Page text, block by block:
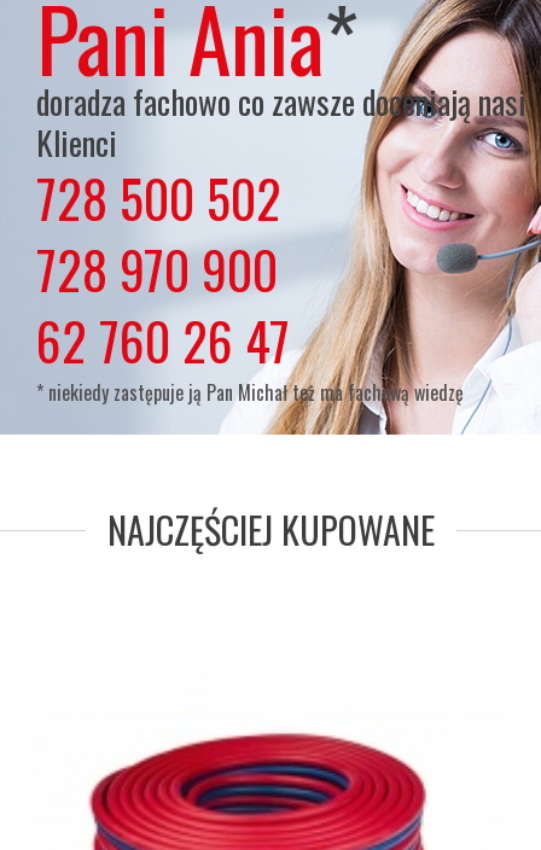
Pani Ania*
doradza fachowo co zawsze doceniają nasi
Klienci
728 500 502
lub
728 970 900
lub
62 760 26 47
* niekiedy zastępuje ją Pan Michał też ma fachową wiedzę
NAJCZĘŚCIEJ KUPOWANE